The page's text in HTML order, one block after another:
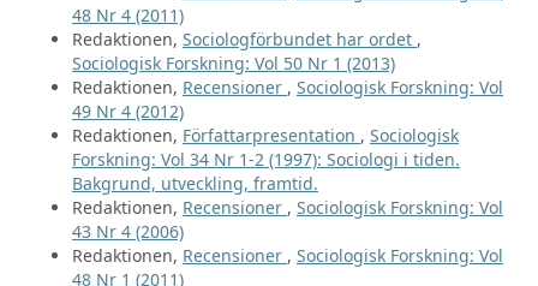
48 Nr 4 (2011)
Redaktionen, Sociologförbundet har ordet ,
Sociologisk Forskning: Vol 50 Nr 1 (2013)
Redaktionen, Recensioner , Sociologisk Forskning: Vol
49 Nr 4 (2012)
Redaktionen, Författarpresentation , Sociologisk
Forskning: Vol 34 Nr 1-2 (1997): Sociologi i tiden.
Bakgrund, utveckling, framtid.
Redaktionen, Recensioner , Sociologisk Forskning: Vol
43 Nr 4 (2006)
Redaktionen, Recensioner , Sociologisk Forskning: Vol
48 Nr 1 (2011)